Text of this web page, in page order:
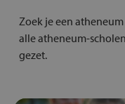
Zoek je een
alle atheneum-
gezet.